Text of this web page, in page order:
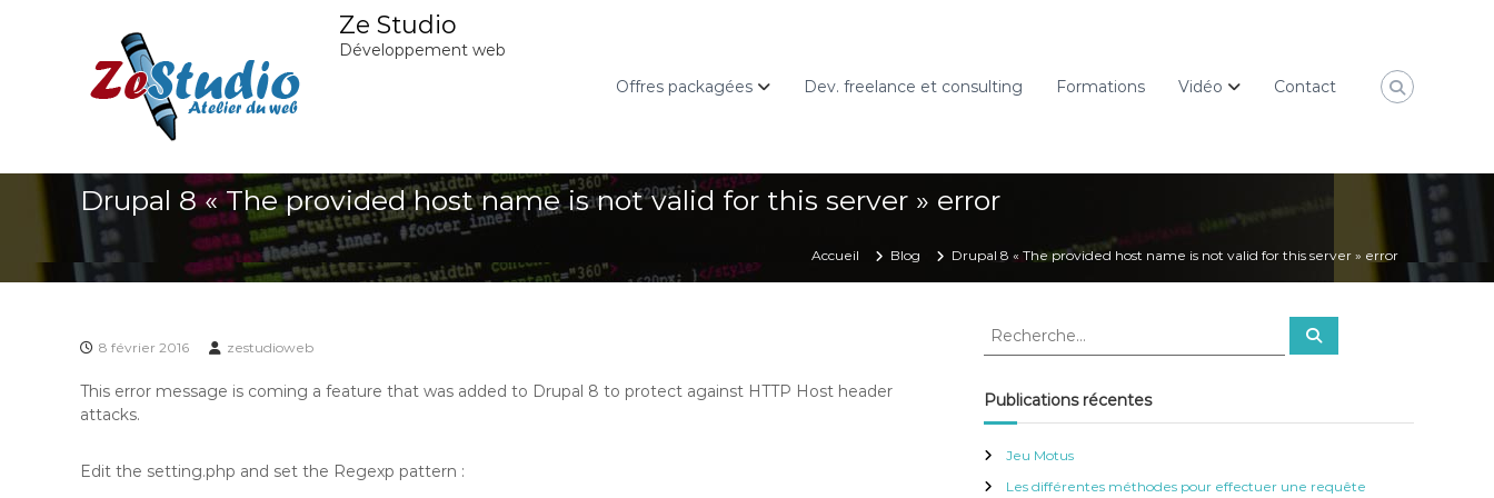
c
Ze Studio
Développement web
Offres packagées
Dev. freelance et consulting Formations Vidéo Contact
Drupal 8 « The provided host name is not valid for this server » error
Accueil Blog Drupal 8 « The provided host name is not valid for this server » error
8 février 2016 zestudioweb
This error message is coming a feature that was added to Drupal 8 to protect against HTTP Host header
attacks.
Edit the setting.php and set the Regexp pattern :
R
h
e
c
h
R
c
Publications récentes
Jeu Motus
Les différentes méthodes pour effectuer une requête